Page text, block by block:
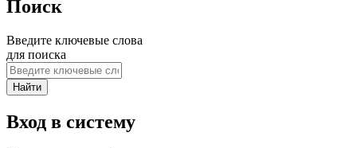
Поиск
Введите ключевые слова
для поиска
Вход в систему